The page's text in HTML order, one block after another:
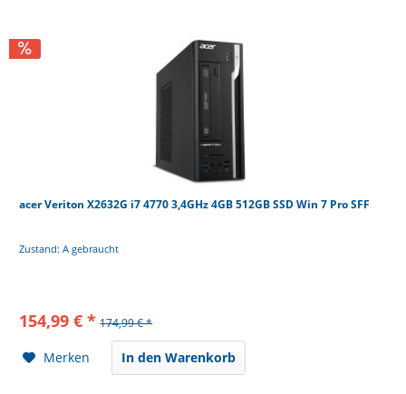
acer Veriton X2632G i7 4770 3,4GHz 4GB 512GB SSD Win 7 Pro SFF
Zustand: A gebraucht
154,99 € * 174,99 € *
Merken In den Warenkorb